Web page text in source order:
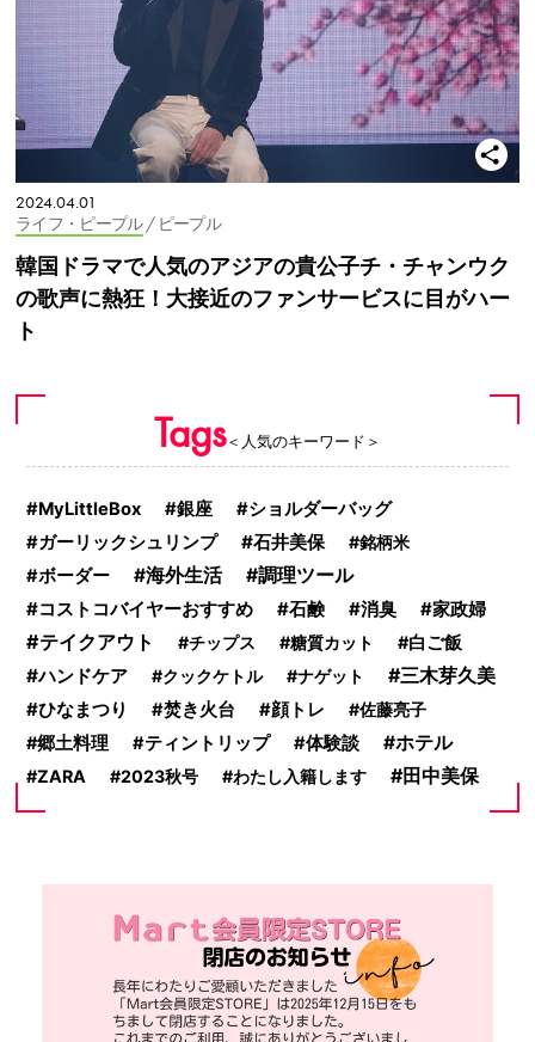
2024.04.01
ライフ・ピープル/ ピープル
韓国ドラマで人気のアジアの貴公子チ・チャンウク
の歌声に熱狂！大接近のファンサービスに目がハー
ト
Tags＜人気のキーワード＞
MyLittleBox 銀座
ショルダーバッグ
ガーリックシュリンプ
石井美保 銘柄米
ボーダー 海外生活
調理ツール
コストコバイヤーおすすめ
石鹸 消臭 家政婦
テイクアウト チップス 糖質カット 白ご飯
ハンドケア クックケトル ナゲット 三木芽久美
ひなまつり 焚き火台 顔トレ 佐藤亮子
郷土料理 ティントリップ 体験談 ホテル
ZARA 2023秋号 わたし入籍します 田中美保